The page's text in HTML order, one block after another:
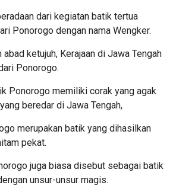
dari kegiatan batik tertua
Ponorogo dengan nama Wengker.
ketujuh, Kerajaan di Jawa Tengah
Ponorogo.
Ponorogo memiliki corak yang agak
beredar di Jawa Tengah,
merupakan batik yang dihasilkan
pekat.
juga biasa disebut sebagai batik
unsur-unsur magis.